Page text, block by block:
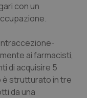
con un
ai farmacisti,
di acquisire 5
è strutturato in tre
da una